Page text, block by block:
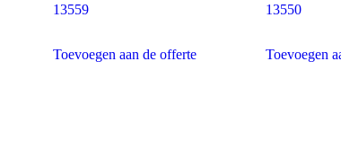
13559
Toevoegen aan de offerte
13550
Toevoegen